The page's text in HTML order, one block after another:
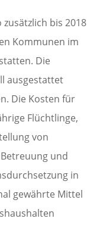
bis 2018
Kommunen im
Die
ausgestattet
Die Kosten für
Flüchtlinge,
von
und
in
gewährte Mittel